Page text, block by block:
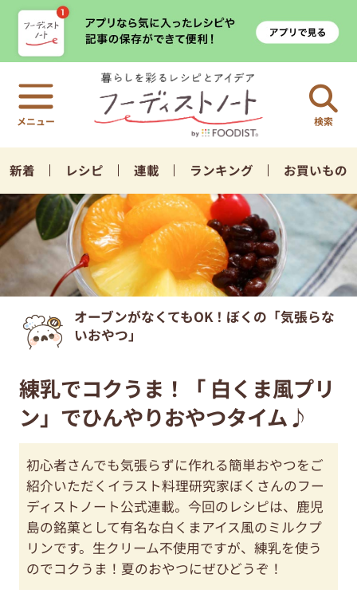
検索
新着 レシピ 連載 ランキング お買いもの
オーブンがなくてもOK！ぼくの「気張らな
いおやつ」
練乳でコクうま！「 白くま風プリ
ン」でひんやりおやつタイム♪
初心者さんでも気張らずに作れる簡単おやつをご
紹介いただくイラスト料理研究家ぼくさんのフー
ディストノート公式連載。今回のレシピは、鹿児
島の銘菓として有名な白くまアイス風のミルクプ
リンです。生クリーム不使用ですが、練乳を使う
のでコクうま！夏のおやつにぜひどうぞ！